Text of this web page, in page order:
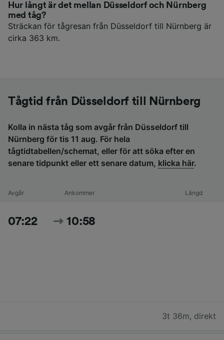
Hur långt är det mellan Düsseldorf och Nürnberg
med tåg?
Sträckan för tågresan från Düsseldorf till Nürnberg är
cirka 363 km.
Tågtid från Düsseldorf till Nürnberg
Kolla in nästa tåg som avgår från Düsseldorf till
Nürnberg för tis 11 aug. För hela
tågtidtabellen/schemat, eller för att söka efter en
senare tidpunkt eller ett senare datum, klicka här.
Avgår Ankommer Längd
07:22 10:58
3t 36m, direkt